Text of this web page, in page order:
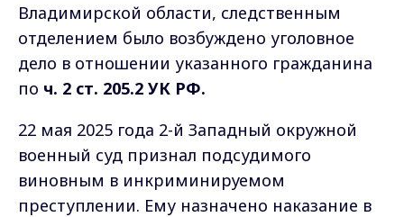
Владимирской области, следственным
отделением было возбуждено уголовное
дело в отношении указанного гражданина
по ч. 2 ст. 205.2 УК РФ.
22 мая 2025 года 2-й Западный окружной
военный суд признал подсудимого
виновным в инкриминируемом
преступлении. Ему назначено наказание в